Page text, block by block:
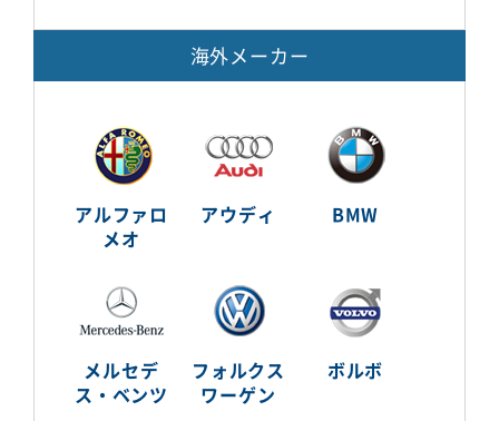
海外メーカー
アルファロ
メオ
アウディ BMW
メルセデ
ス・ベンツ
フォルクス
ワーゲン
ボルボ